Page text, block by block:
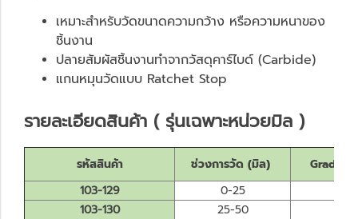
เหมาะสำหรับวัดขนาดความกว้าง หรือความหนาของ
ชิ้นงาน
ปลายสัมผัสชิ้นงานทำจากวัสดุคาร์ไบด์ (Carbide)
แกนหมุนวัดแบบ Ratchet Stop
รายละเอียดสินค้า ( รุ่นเฉพาะหน่วยมิล )
รหัสสินค้า ช่วงการวัด (มิล)
103-129
0-25
103-130
25-50